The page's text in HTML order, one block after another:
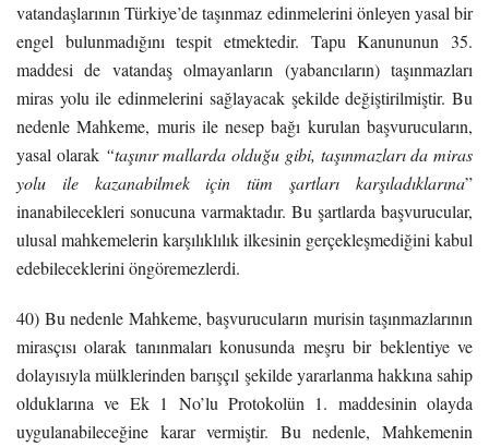
vatandaşlarının Türkiye’de taşınmaz edinmelerini önleyen yasal bir
engel bulunmadığını tespit etmektedir. Tapu Kanununun 35.
maddesi de vatandaş olmayanların (yabancıların) taşınmazları
miras yolu ile edinmelerini sağlayacak şekilde değiştirilmiştir. Bu
nedenle Mahkeme, muris ile nesep bağı kurulan başvurucuların,
yasal olarak “taşınır mallarda olduğu gibi, taşınmazları da miras
yolu ile kazanabilmek için tüm şartları karşıladıklarına”
inanabilecekleri sonucuna varmaktadır. Bu şartlarda başvurucular,
ulusal mahkemelerin karşılıklılık ilkesinin gerçekleşmediğini kabul
edebileceklerini öngöremezlerdi.
40) Bu nedenle Mahkeme, başvurucuların murisin taşınmazlarının
mirasçısı olarak tanınmaları konusunda meşru bir beklentiye ve
dolayısıyla mülklerinden barışçıl şekilde yararlanma hakkına sahip
olduklarına ve Ek 1 No’lu Protokolün 1. maddesinin olayda
uygulanabileceğine karar vermiştir. Bu nedenle, Mahkemenin